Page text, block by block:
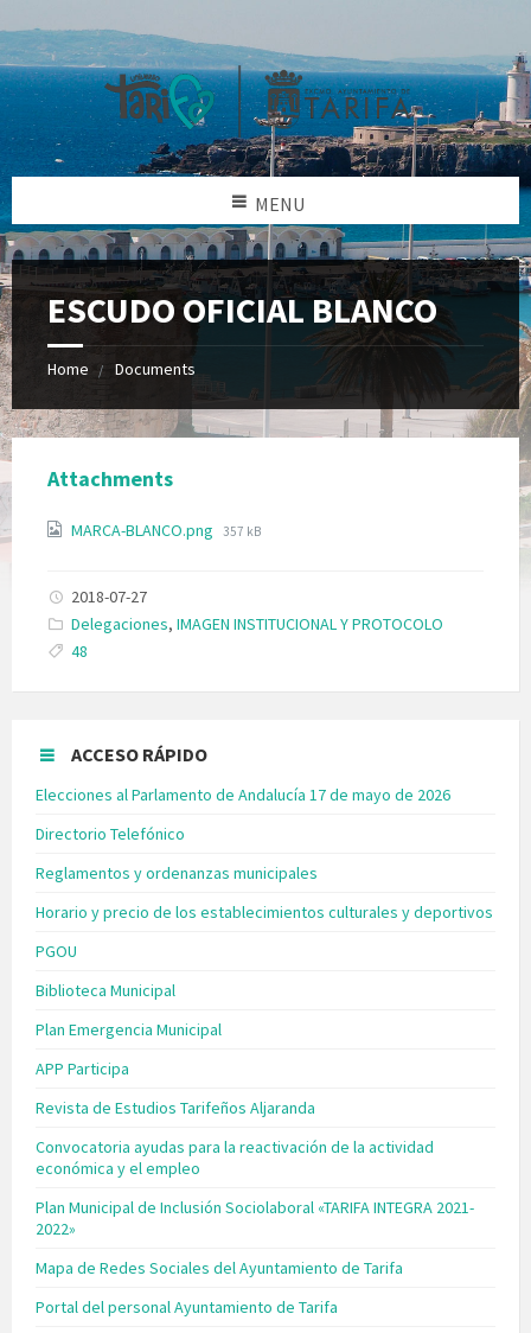
MENU
ESCUDO OFICIAL BLANCO
Home Documents
Attachments
MARCA-BLANCO.png 357 kB
2018-07-27
Categories:
Delegaciones, IMAGEN INSTITUCIONAL Y PROTOCOLO
Tags:
48
ACCESO RÁPIDO
Elecciones al Parlamento de Andalucía 17 de mayo de 2026
Directorio Telefónico
Reglamentos y ordenanzas municipales
Horario y precio de los establecimientos culturales y deportivos
PGOU
Biblioteca Municipal
Plan Emergencia Municipal
APP Participa
Revista de Estudios Tarifeños Aljaranda
Convocatoria ayudas para la reactivación de la actividad
económica y el empleo
Plan Municipal de Inclusión Sociolaboral «TARIFA INTEGRA 2021-
2022»
Mapa de Redes Sociales del Ayuntamiento de Tarifa
Portal del personal Ayuntamiento de Tarifa